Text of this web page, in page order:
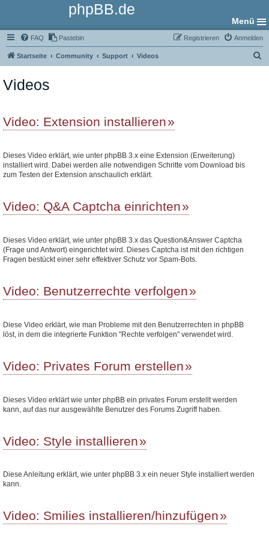
phpBB.de
Menü
FAQ Pastebin Anmelden
Registrieren
Startseite Community Support Videos
Videos
Video: Extension installieren
Dieses Video erklärt, wie unter phpBB 3.x eine Extension (Erweiterung)
installiert wird. Dabei werden alle notwendigen Schritte vom Download bis
zum Testen der Extension anschaulich erklärt.
Video: Q&A Captcha einrichten
Dieses Video erklärt, wie unter phpBB 3.x das Question&Answer Captcha
(Frage und Antwort) eingerichtet wird. Dieses Captcha ist mit den richtigen
Fragen bestückt einer sehr effektiver Schutz vor Spam-Bots.
Video: Benutzerrechte verfolgen
Diese Video erklärt, wie man Probleme mit den Benutzerrechten in phpBB
löst, in dem die integrierte Funktion "Rechte verfolgen" verwendet wird.
Video: Privates Forum erstellen
Dieses Video erklärt wie unter phpBB ein privates Forum erstellt werden
kann, auf das nur ausgewählte Benutzer des Forums Zugriff haben.
Video: Style installieren
Diese Anleitung erklärt, wie unter phpBB 3.x ein neuer Style installiert werden
kann.
Video: Smilies installieren/hinzufügen